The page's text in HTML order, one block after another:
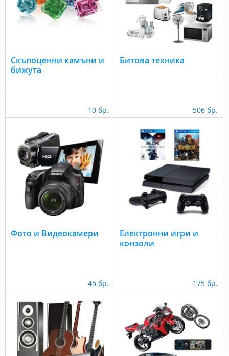
Скъпоценни камъни и
бижута
10 бр.
Битова техника
506 бр.
Фото и Видеокамери
45 бр.
Електронни игри и
конзоли
175 бр.